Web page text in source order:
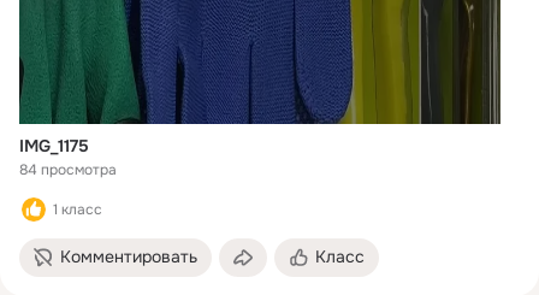
IMG_1175
84 просмотра
1 класс
Комментировать Класс